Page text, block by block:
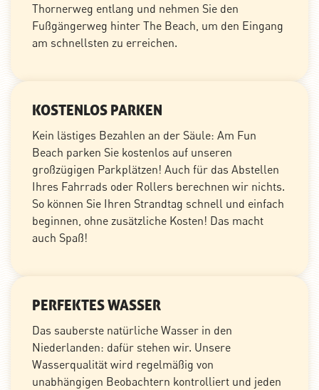
Thornerweg entlang und nehmen Sie den
Fußgängerweg hinter The Beach, um den Eingang
am schnellsten zu erreichen.
KOSTENLOS PARKEN
Kein lästiges Bezahlen an der Säule: Am Fun
Beach parken Sie kostenlos auf unseren
großzügigen Parkplätzen! Auch für das Abstellen
Ihres Fahrrads oder Rollers berechnen wir nichts.
So können Sie Ihren Strandtag schnell und einfach
beginnen, ohne zusätzliche Kosten! Das macht
auch Spaß!
PERFEKTES WASSER
Das sauberste natürliche Wasser in den
Niederlanden: dafür stehen wir. Unsere
Wasserqualität wird regelmäßig von
unabhängigen Beobachtern kontrolliert und jeden